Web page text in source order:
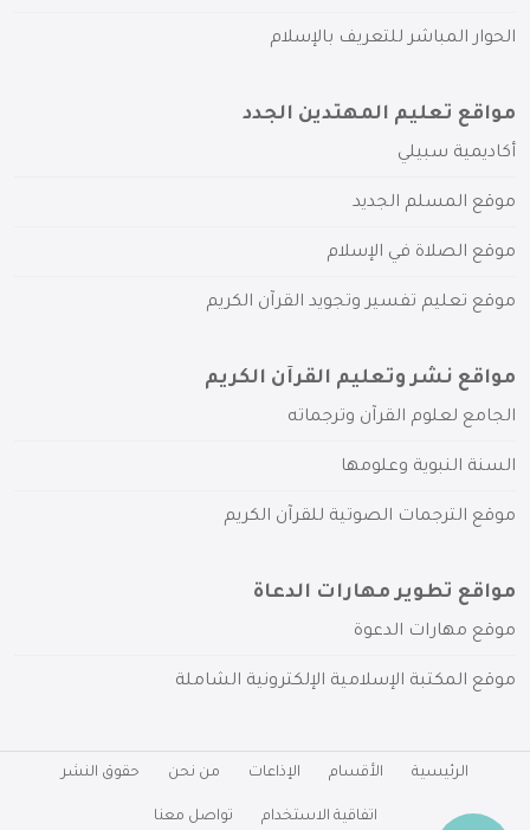
الحوار المباشر للتعريف بالإسلام
مواقع تعليم المهتدين الجدد
أكاديمية سبيلي
موقع المسلم الجديد
موقع الصلاة في الإسلام
موقع تعليم تفسير وتجويد القرآن الكريم
مواقع نشر وتعليم القرآن الكريم
الجامع لعلوم القرآن وترجماته
السنة النبوية وعلومها
موقع الترجمات الصوتية للقرآن الكريم
مواقع تطوير مهارات الدعاة
موقع مهارات الدعوة
موقع المكتبة الإسلامية الإلكترونية الشاملة
الرئيسية الأقسام الإذاعات من نحن حقوق النشر
اتفاقية الاستخدام تواصل معنا